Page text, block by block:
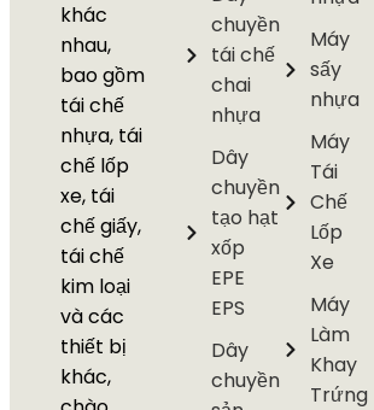
khác
nhau,
bao gồm
tái chế
nhựa, tái
chế lốp
xe, tái
chế giấy,
tái chế
kim loại
và các
thiết bị
khác,
chuyền
tái chế
chai
nhựa
Dây
chuyền
tạo hạt
xốp
EPE
EPS
Dây
chuyền
Máy
sấy
nhựa
Máy
Tái
Chế
Lốp
Xe
Máy
Làm
Khay
Trứng